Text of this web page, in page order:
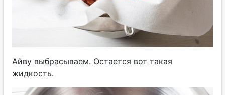
Айву выбрасываем. Остается вот такая
жидкость.